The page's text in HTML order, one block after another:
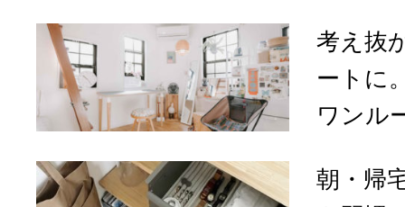
考え抜
ートに
ワンル
朝・帰